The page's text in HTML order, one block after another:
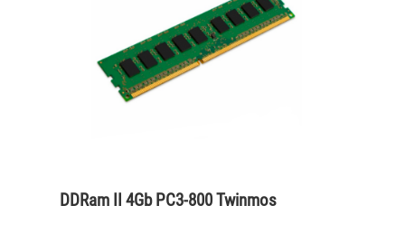
DDRam II 4Gb PC3-800 Twinmos